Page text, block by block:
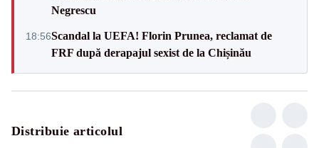
Negrescu
18:56Scandal la UEFA! Florin Prunea, reclamat de
FRF după derapajul sexist de la Chișinău
Distribuie articolul